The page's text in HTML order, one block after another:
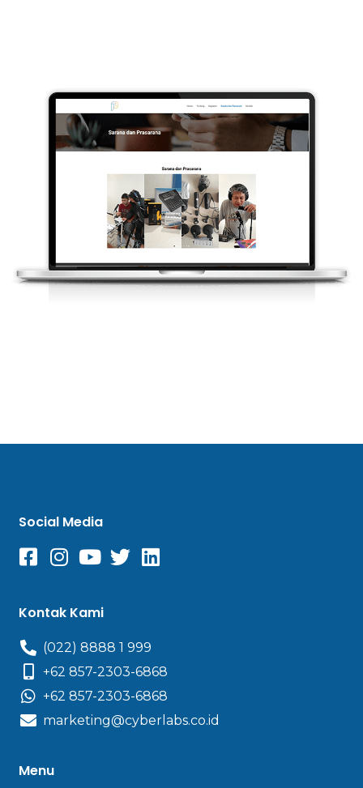
Social Media
Kontak Kami
(022) 8888 1 999
+62 857-2303-6868
+62 857-2303-6868
marketing@cyberlabs.co.id
Menu